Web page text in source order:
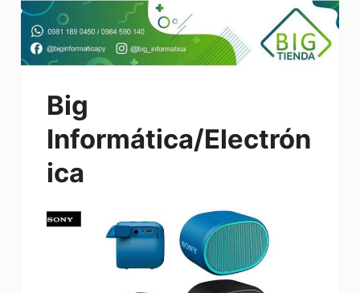
Big
Informática/Electrón
ica